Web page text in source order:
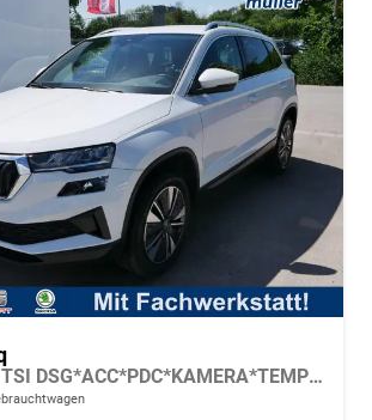
Selection 1.5 TSI DSG*ACC*PDC*KAMERA*TEMPOMAT*LED*SMARTLINK*KLIMA*RADIO*17-ZOLL